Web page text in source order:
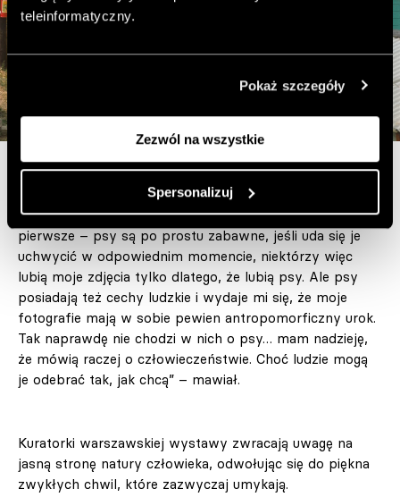
teleinformatyczny.
Pokaż szczegóły
Zezwól na wszystkie
Spersonalizuj
© Elliott Erwitt / Magnum Photos, Polska, 1964
„Zdjęcia psów oddziałują na dwóch poziomach. Po
pierwsze – psy są po prostu zabawne, jeśli uda się je
uchwycić w odpowiednim momencie, niektórzy więc
lubią moje zdjęcia tylko dlatego, że lubią psy. Ale psy
posiadają też cechy ludzkie i wydaje mi się, że moje
fotografie mają w sobie pewien antropomorficzny urok.
Tak naprawdę nie chodzi w nich o psy… mam nadzieję,
że mówią raczej o człowieczeństwie. Choć ludzie mogą
je odebrać tak, jak chcą” – mawiał.
Kuratorki warszawskiej wystawy zwracają uwagę na
jasną stronę natury człowieka, odwołując się do piękna
zwykłych chwil, które zazwyczaj umykają.